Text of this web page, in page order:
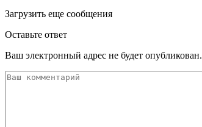
Загрузить еще сообщения
Оставьте ответ
Ваш электронный адрес не будет опубликован.